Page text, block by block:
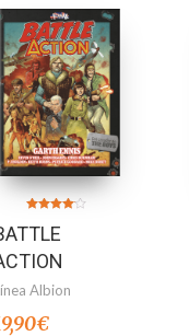
en
4.00
de 5
Albion
€